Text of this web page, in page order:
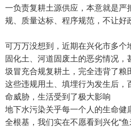
一负责复耕土源供应，本意就是严
规、质量达标、程序规范，不让好
可万万没想到，近期在兴化市多个
固化土、河道固废土的恶劣情况，
圾冒充合规复耕土，完全违背了粮
这些违规用土、填埋行为发生后，
命威胁，生活受到了极大影响
地下水污染关乎每一个人的生命健
全根基，我们实在不愿看到兴化“